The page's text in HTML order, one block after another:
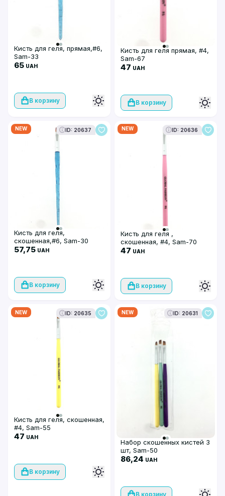
Кисть для геля, прямая,#6,
Sam-33
65 UAH
В корзину
Кисть для геля прямая, #4,
Sam-67
47 UAH
В корзину
NEW ID: 20637
Кисть для геля,
скошенная,#6, Sam-30
57,75 UAH
В корзину
NEW ID: 20636
Кисть для геля ,
скошенная, #4, Sam-70
47 UAH
В корзину
NEW ID: 20635
Кисть для геля, скошенная,
#4, Sam-55
47 UAH
В корзину
NEW ID: 20631
Набор скошенных кистей 3
шт, Sam-50
86,24 UAH
В корзину